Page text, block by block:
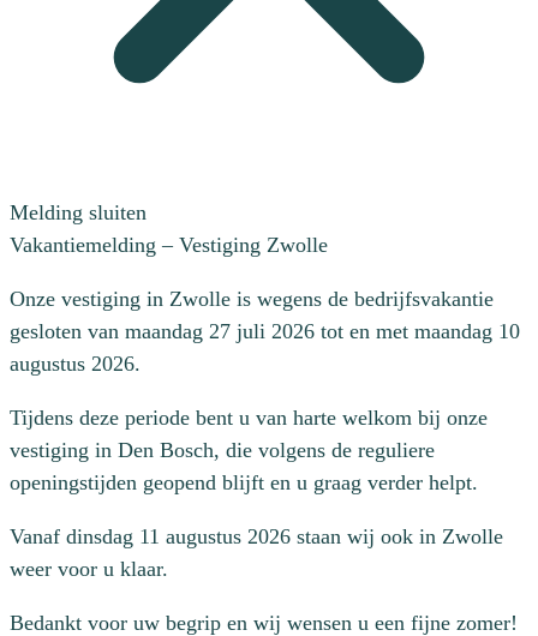
Melding sluiten
Vakantiemelding – Vestiging Zwolle
Onze vestiging in Zwolle is wegens de bedrijfsvakantie
gesloten van maandag 27 juli 2026 tot en met maandag 10
augustus 2026.
Tijdens deze periode bent u van harte welkom bij onze
vestiging in Den Bosch, die volgens de reguliere
openingstijden geopend blijft en u graag verder helpt.
Vanaf dinsdag 11 augustus 2026 staan wij ook in Zwolle
weer voor u klaar.
Bedankt voor uw begrip en wij wensen u een fijne zomer!